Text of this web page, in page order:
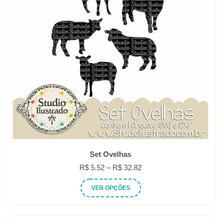
Set Ovelhas
R$ 5.52 – R$ 32.82Faixa
através
VER OPÇÕES
produto
tem
várias